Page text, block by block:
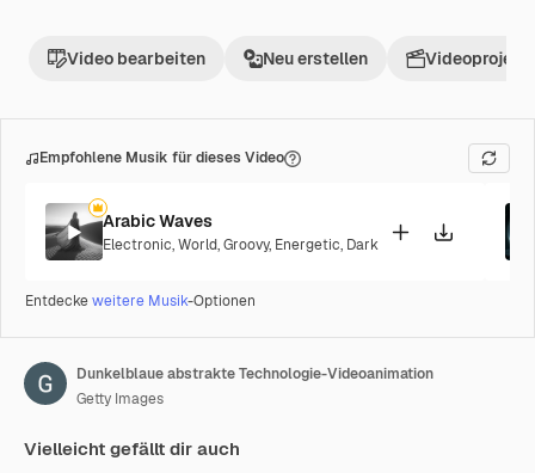
Video bearbeiten Neu erstellen Videoprojekt
Empfohlene Musik für dieses Video
Arabic Waves
Electronic,World,Groovy, Energetic, Dark
Entdeckeweitere Musik-Optionen
Dunkelblaue abstrakte Technologie-Videoanimation
Getty Images
Vielleicht gefällt dir auch